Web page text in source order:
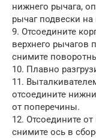
нижнего рычага,
рычаг подвески на
9. Отсоедините
верхнего рычагов
снимите
10. Плавно
11.
отсоедините
от поперечины.
12. Отсоедините
снимите ось в